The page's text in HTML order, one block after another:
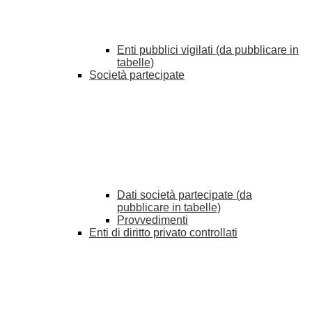
Enti pubblici vigilati (da pubblicare in
tabelle)
Società partecipate
Dati società partecipate (da
pubblicare in tabelle)
Provvedimenti
Enti di diritto privato controllati